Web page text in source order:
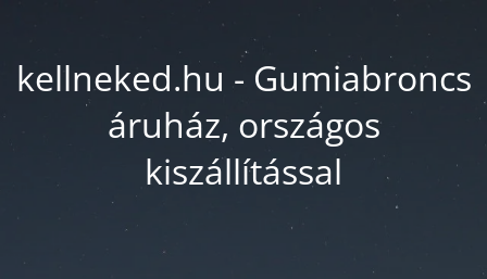
kellneked.hu - Gumiabroncs
áruház, országos
kiszállítással